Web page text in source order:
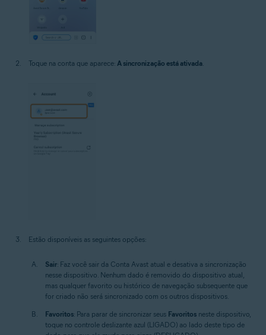
Toque na conta que aparece: A sincronização está ativada
Estão disponíveis as seguintes opções:
Sair: Faz você sair da Conta Avast atual e desativa a sincronização
nesse dispositivo. Nenhum dado é removido do dispositivo atual,
mas qualquer favorito ou histórico de navegação subsequente que
for criado não será sincronizado com os outros dispositivos.
Favoritos: Para parar de sincronizar seus Favoritos neste dispositivo,
toque no controle deslizante azul (LIGADO) ao lado deste tipo de